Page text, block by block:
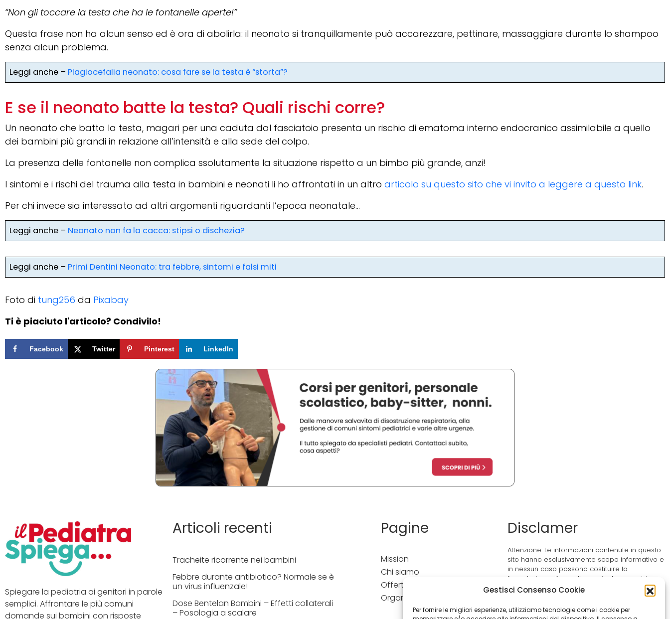
Gestisci Consenso Cookie
Per fornire le migliori esperienze, utilizziamo tecnologie come i cookie per
“Non gli toccare la testa che ha le fontanelle aperte!”
Questa frase non ha alcun senso ed è ora di abolirla: il neonato si tranquillamente può accarezzare, pettinare, massaggiare durante lo shampoo
senza alcun problema.
Leggi anche – Plagiocefalia neonato: cosa fare se la testa è “storta”?
E se il neonato batte la testa? Quali rischi corre?
Un neonato che batta la testa, magari per una caduta dal fasciatoio presenta un rischio di ematoma interno endocranico assimilabile a quello
dei bambini più grandi in relazione all’intensità e alla sede del colpo.
La presenza delle fontanelle non complica ssolutamente la situazione rispetto a un bimbo più grande, anzi!
I sintomi e i rischi del trauma alla testa in bambini e neonati li ho affrontati in un altro articolo su questo sito che vi invito a leggere a questo link.
Per chi invece sia interessato ad altri argomenti riguardanti l’epoca neonatale…
Leggi anche – Neonato non fa la cacca: stipsi o dischezia?
Leggi anche – Primi Dentini Neonato: tra febbre, sintomi e falsi miti
Foto di tung256 da Pixabay
Ti è piaciuto l'articolo? Condivilo!
Facebook Twitter Pinterest LinkedIn
Spiegare la pediatria ai genitori in parole
semplici. Affrontare le più comuni
domande sui bambini con risposte
Articoli recenti
Tracheite ricorrente nei bambini
Febbre durante antibiotico? Normale se è
un virus influenzale!
Dose Bentelan Bambini – Effetti collaterali
– Posologia a scalare
Pagine
Mission
Chi siamo
Offerta formativa
Organizza un corso
Disclamer
Attenzione: Le informazioni contenute in questo
sito hanno esclusivamente scopo informativo e
in nessun caso possono costituire la
formulazione di una diagnosi o la prescrizione
di un trattamento. Le informazioni contenute nel
modo sostituire il rapporto diretto medico-
paziente o la visita specialistica. Si